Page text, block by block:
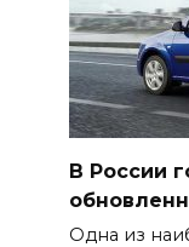
В России
Одна из